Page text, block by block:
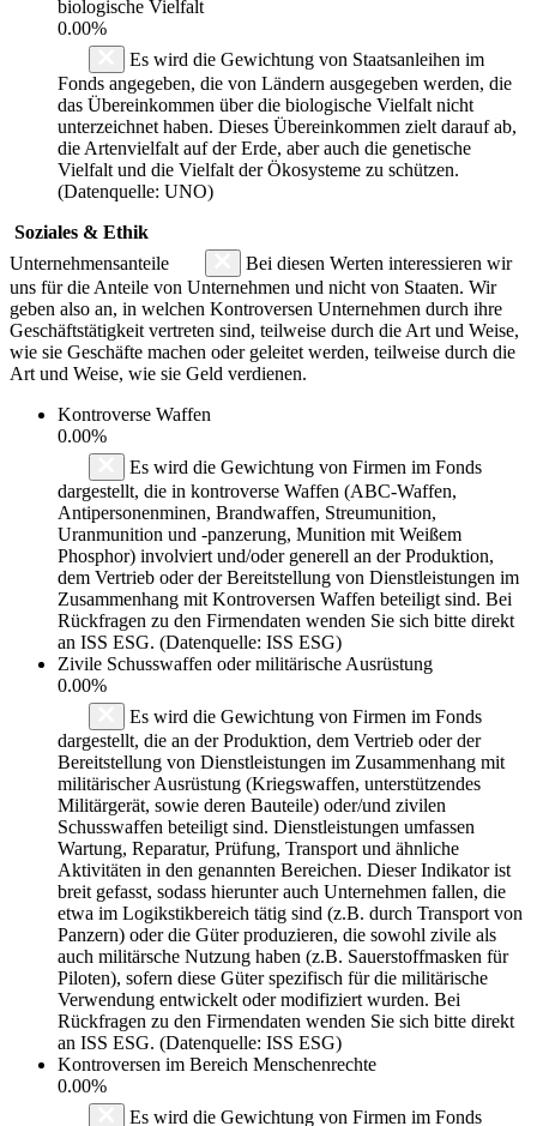
biologische Vielfalt
0.00%
Es wird die Gewichtung von Staatsanleihen im
Fonds angegeben, die von Ländern ausgegeben werden, die
das Übereinkommen über die biologische Vielfalt nicht
unterzeichnet haben. Dieses Übereinkommen zielt darauf ab,
die Artenvielfalt auf der Erde, aber auch die genetische
Vielfalt und die Vielfalt der Ökosysteme zu schützen.
(Datenquelle: UNO)
Soziales & Ethik
Unternehmensanteile
Bei diesen Werten interessieren wir
uns für die Anteile von Unternehmen und nicht von Staaten. Wir
geben also an, in welchen Kontroversen Unternehmen durch ihre
Geschäftstätigkeit vertreten sind, teilweise durch die Art und Weise,
wie sie Geschäfte machen oder geleitet werden, teilweise durch die
Art und Weise, wie sie Geld verdienen.
Kontroverse Waffen
0.00%
Es wird die Gewichtung von Firmen im Fonds
dargestellt, die in kontroverse Waffen (ABC-Waffen,
Antipersonenminen, Brandwaffen, Streumunition,
Uranmunition und -panzerung, Munition mit Weißem
Phosphor) involviert und/oder generell an der Produktion,
dem Vertrieb oder der Bereitstellung von Dienstleistungen im
Zusammenhang mit Kontroversen Waffen beteiligt sind. Bei
Rückfragen zu den Firmendaten wenden Sie sich bitte direkt
an ISS ESG. (Datenquelle: ISS ESG)
Zivile Schusswaffen oder militärische Ausrüstung
0.00%
Es wird die Gewichtung von Firmen im Fonds
dargestellt, die an der Produktion, dem Vertrieb oder der
Bereitstellung von Dienstleistungen im Zusammenhang mit
militärischer Ausrüstung (Kriegswaffen, unterstützendes
Militärgerät, sowie deren Bauteile) oder/und zivilen
Schusswaffen beteiligt sind. Dienstleistungen umfassen
Wartung, Reparatur, Prüfung, Transport und ähnliche
Aktivitäten in den genannten Bereichen. Dieser Indikator ist
breit gefasst, sodass hierunter auch Unternehmen fallen, die
etwa im Logikstikbereich tätig sind (z.B. durch Transport von
Panzern) oder die Güter produzieren, die sowohl zivile als
auch militärsche Nutzung haben (z.B. Sauerstoffmasken für
Piloten), sofern diese Güter spezifisch für die militärische
Verwendung entwickelt oder modifiziert wurden. Bei
Rückfragen zu den Firmendaten wenden Sie sich bitte direkt
an ISS ESG. (Datenquelle: ISS ESG)
Kontroversen im Bereich Menschenrechte
0.00%
Es wird die Gewichtung von Firmen im Fonds